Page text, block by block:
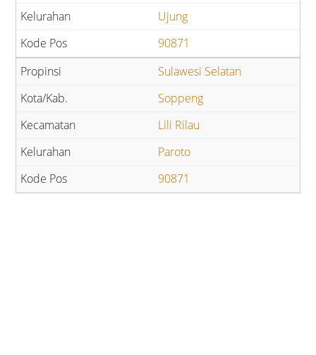
Ujung
90871
Sulawesi Selatan
Soppeng
Lili Rilau
Paroto
90871